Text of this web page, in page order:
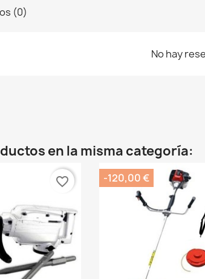
(0)
No hay
en la misma categoría:
favorite_border -120,00 €